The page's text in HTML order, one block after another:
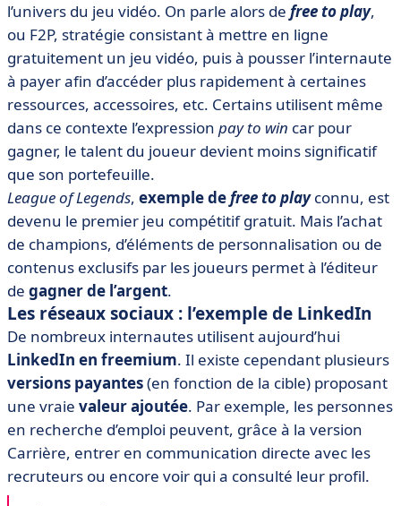
l’univers du jeu vidéo. On parle alors de free to play,
ou F2P, stratégie consistant à mettre en ligne
gratuitement un jeu vidéo, puis à pousser l’internaute
à payer afin d’accéder plus rapidement à certaines
ressources, accessoires, etc. Certains utilisent même
dans ce contexte l’expression pay to win car pour
gagner, le talent du joueur devient moins significatif
que son portefeuille.
League of Legends, exemple defree to playconnu, est
devenu le premier jeu compétitif gratuit. Mais l’achat
de champions, d’éléments de personnalisation ou de
contenus exclusifs par les joueurs permet à l’éditeur
de gagner de l’argent.
Les réseaux sociaux : l’exemple de LinkedIn
De nombreux internautes utilisent aujourd’hui
LinkedIn en freemium. Il existe cependant plusieurs
versions payantes(en fonction de la cible) proposant
une vraie valeur ajoutée. Par exemple, les personnes
en recherche d’emploi peuvent, grâce à la version
Carrière, entrer en communication directe avec les
recruteurs ou encore voir qui a consulté leur profil.